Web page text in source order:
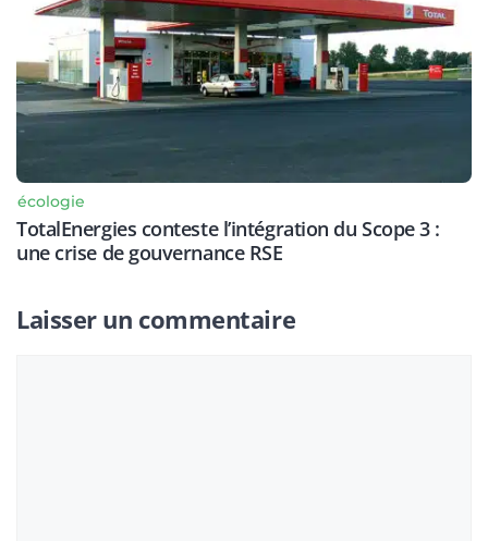
écologie
TotalEnergies conteste l’intégration du Scope 3 :
une crise de gouvernance RSE
Laisser un commentaire